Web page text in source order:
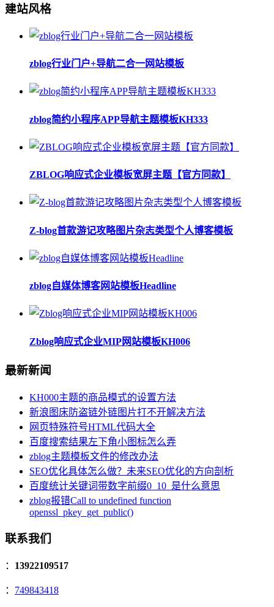
建站风格
zblog行业门户+导航二合一网站模板
zblog简约小程序APP导航主题模板KH333
ZBLOG响应式企业模板宽屏主题【官方同款】
Z-blog首款游记攻略图片杂志类型个人博客模板
zblog自媒体博客网站模板Headline
Zblog响应式企业MIP网站模板KH006
最新新闻
KH000主题的商品模式的设置方法
新浪图床防盗链外链图片打不开解决方法
网页特殊符号HTML代码大全
百度搜索结果左下角小图标怎么弄
zblog主题模板文件的修改办法
SEO优化具体怎么做？未来SEO优化的方向剖析
百度统计关键词带数字前缀0_10_是什么意思
zblog报错Call to undefined function
openssl_pkey_get_public()
联系我们
： 13922109517
： 749843418